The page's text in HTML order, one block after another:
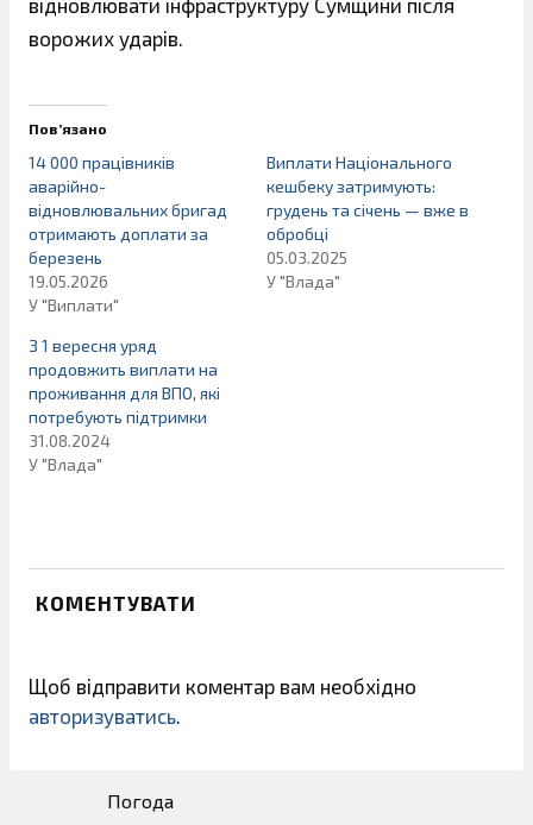
ворожих ударів.
Пов’язано
14 000 працівників
аварійно-
відновлювальних бригад
отримають доплати за
березень
19.05.2026
У "Виплати"
Виплати Національного
кешбеку затримують:
грудень та січень — вже в
обробці
05.03.2025
У "Влада"
З 1 вересня уряд
продовжить виплати на
проживання для ВПО, які
потребують підтримки
31.08.2024
У "Влада"
КОМЕНТУВАТИ
Щоб відправити коментар вам необхідно
авторизуватись.
Погода